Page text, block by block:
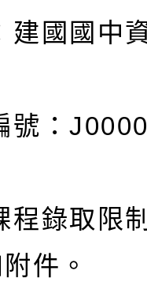
國國中
：
錄取限
件。